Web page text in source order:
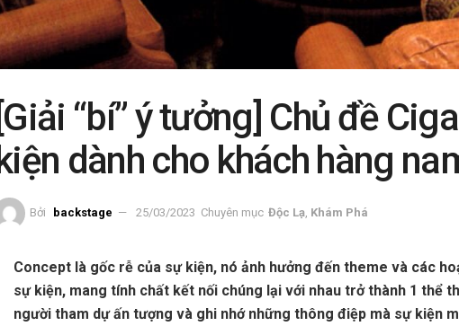
[Giải “bí” ý tưởng] Chủ đề
kiện dành cho khách hàng
Bởi backstage 25/03/2023 Chuyên mục Độc Lạ, Khám Phá
Concept là gốc rễ của sự kiện, nó ảnh hưởng đến theme và các
sự kiện, mang tính chất kết nối chúng lại với nhau trở thành 1 thể
người tham dự ấn tượng và ghi nhớ những thông điệp mà sự kiện